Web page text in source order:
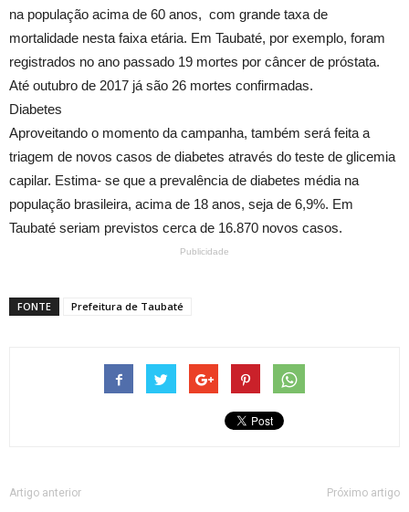
na população acima de 60 anos, com grande taxa de
mortalidade nesta faixa etária. Em Taubaté, por exemplo, foram
registrados no ano passado 19 mortes por câncer de próstata.
Até outubro de 2017 já são 26 mortes confirmadas.
Diabetes
Aproveitando o momento da campanha, também será feita a
triagem de novos casos de diabetes através do teste de glicemia
capilar. Estima- se que a prevalência de diabetes média na
população brasileira, acima de 18 anos, seja de 6,9%. Em
Taubaté seriam previstos cerca de 16.870 novos casos.
Publicidade
FONTE Prefeitura de Taubaté
Artigo anterior Próximo artigo